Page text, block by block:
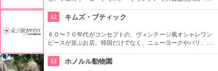
きます。日本語スタッフもいますし、送迎やランチもついてい
ます。
12 キムズ・ブティック
６０〜７０年代がコンセプトの、ヴィンテージ風オシャレワン
ピースが並ぶお店。韓国だけでなく、ニューヨークやパリ、ロ
用とか。質感や柄だけでなく、素材の全てを韓国内で調達する
という徹底したこだわりと、リーズナブルなお値段で買える事
13 ホノルル動物園